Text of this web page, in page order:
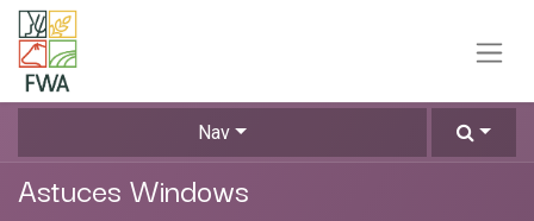
Nav
Astuces Windows